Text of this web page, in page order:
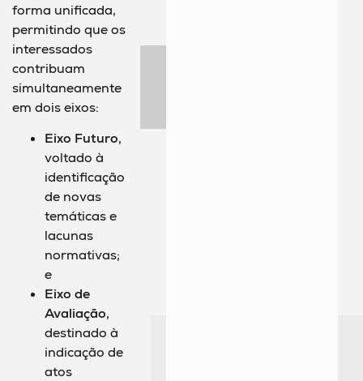
forma unificada,
permitindo que os
interessados
contribuam
simultaneamente
em dois eixos:
Eixo Futuro,
voltado à
identificação
de novas
temáticas e
lacunas
normativas;
e
Eixo de
Avaliação,
destinado à
indicação de
atos